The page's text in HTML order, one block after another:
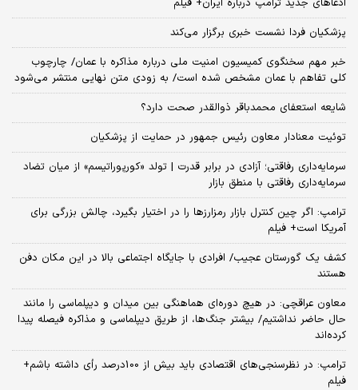
پزشکیان فردا نشست خبری برگزار می‌کند
خبر مهم سخنگوی کمیسیون امنیت ملی درباره مذاکره با عمان/ چارچوب
کلی تفاهم با عمان مشخص شده است/ به زودی متن نهایی منتشر می‌شود
شایعه استعفای محمدباقر ذوالقدر صحت دارد؟
توئیت معنادار معاون رئیس جمهور در حمایت از پزشکیان
سرمایه‌داری رفاقتی؛ آزادی در برابر قدرت | تولد «کورپوراتیسم» از میان تضاد
سرمایه‌داری رفاقتی با منطق بازار
ترامپ: اگر چین کنترل بازار رمزارزها را در اختیار بگیرد، چالش بزرگی برای
آمریکا است+ فیلم
کشف یک گورستان عجیب/ افرادی با جایگاه اجتماعی بالا در این مکان دفن
هستند
معاون عراقچی: در هیچ دوره‌ای هماهنگی بین میدان و دیپلماسی را مانند
حال حاضر نداشتیم/ بیشتر جنگ‌ها، از طریق دیپلماسی و مذاکره فیصله پیدا
کرده‌اند
ترامپ: در نظرسنجی‌های اقتصادی باید بیش از 100درصد رأی داشته باشم+
فیلم